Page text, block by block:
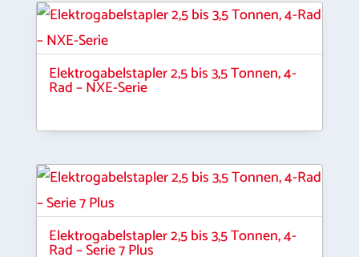
Elektrogabelstapler 2,5 bis 3,5 Tonnen, 4-
Rad – NXE-Serie
Elektrogabelstapler 2,5 bis 3,5 Tonnen, 4-
Rad – Serie 7 Plus